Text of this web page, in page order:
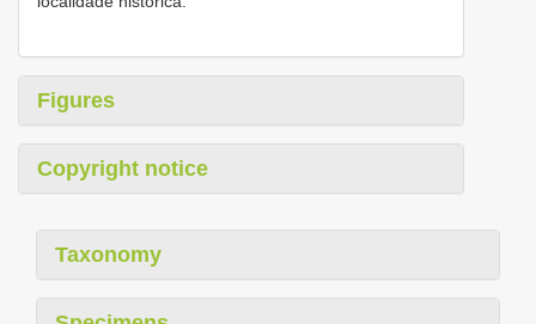
Figures
Copyright notice
Taxonomy